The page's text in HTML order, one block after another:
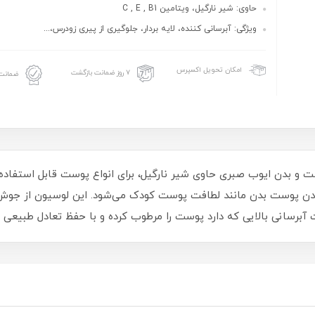
حاوی: شیر نارگیل، ویتامین C , E , B1
ویژگی: آبرسانی کننده، لایه بردار، جلوگیری از پیری زودرس،...
امکان تحویل اکسپرس ۷ روز ضمانت بازگشت
و بدن ایوب صبری حاوی شیر نارگیل، برای انواع پوست قابل
پوست بدن مانند لطافت پوست کودک می‌شود. این لوسیون از
بالایی که دارد پوست را مرطوب کرده و با حفظ تعادل